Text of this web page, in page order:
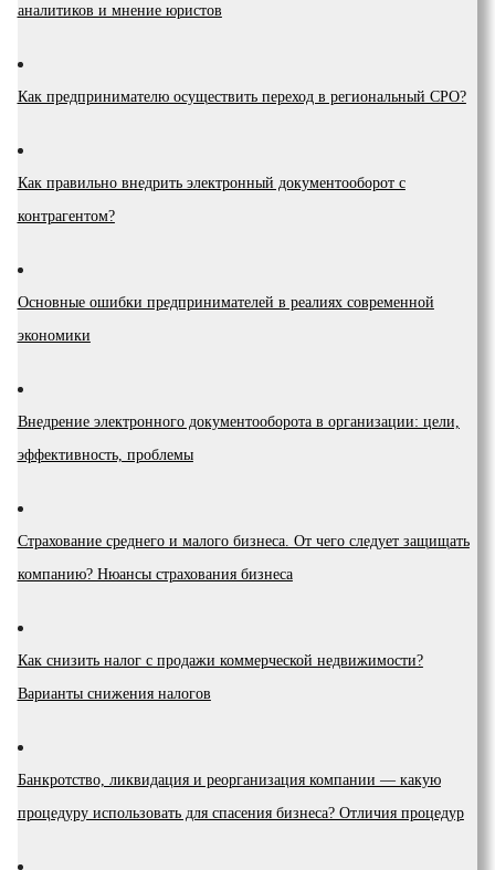
аналитиков и мнение юристов
Как предпринимателю осуществить переход в региональный СРО?
Как правильно внедрить электронный документооборот с
контрагентом?
Основные ошибки предпринимателей в реалиях современной
экономики
Внедрение электронного документооборота в организации: цели,
эффективность, проблемы
Страхование среднего и малого бизнеса. От чего следует защищать
компанию? Нюансы страхования бизнеса
Как снизить налог с продажи коммерческой недвижимости?
Варианты снижения налогов
Банкротство, ликвидация и реорганизация компании — какую
процедуру использовать для спасения бизнеса? Отличия процедур